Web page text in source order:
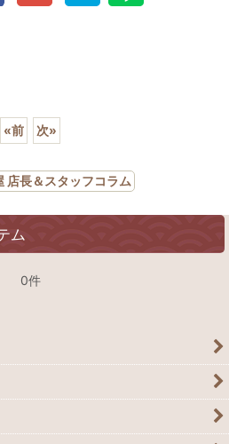
«前 次»
店長＆スタッフコラム
ム
0件